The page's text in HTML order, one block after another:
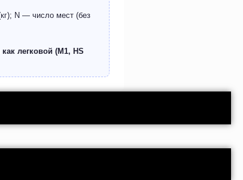
N — число мест (без
легковой (M1, HS